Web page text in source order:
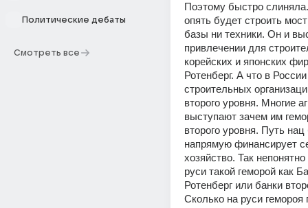
Политические дебаты
Смотреть все
Поэтому быстро
опять будет строить
базы ни техники. Он и
привлечении для
корейских и японских
Ротенберг. А что в
строительных
второго уровня. Многие
выступают зачем им
второго уровня. Путь нац
напрямую финансирует
хозяйство. Так
руси такой геморой как
Ротенберг или банки
Сколько на руси гемороя